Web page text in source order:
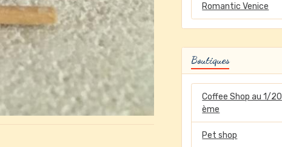
Romantic Venice
Boutiques
Coffee Shop au 1/20
ème
Pet shop